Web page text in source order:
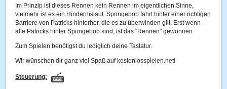
Im Prinzip ist dieses Rennen kein Rennen im eigentlichen Sinne,
vielmehr ist es ein Hindernislauf. Spongebob fährt hinter einer richtigen
Barriere von Patricks hinterher, die es zu überwinden gilt. Erst wenn
alle Patricks hinter Spongebob sind, ist das "Rennen" gewonnen.
Zum Spielen benötigst du lediglich deine Tastatur.
Wir wünschen dir ganz viel Spaß auf kostenlosspielen.net!
Steuerung: